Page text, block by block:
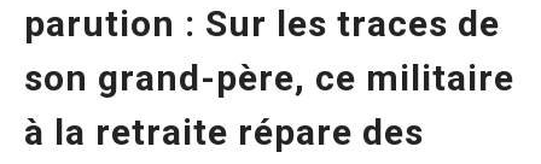
parution : Sur les traces de
son grand-père, ce militaire
à la retraite répare des